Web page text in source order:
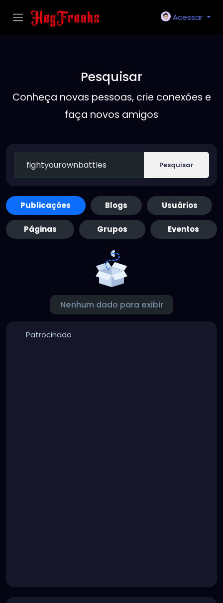
Acessar
Pesquisar
Conheça novas pessoas, crie conexões e
faça novos amigos
Pesquisar
Publicações Blogs Usuários
Páginas Grupos Eventos
Nenhum dado para exibir
Patrocinado